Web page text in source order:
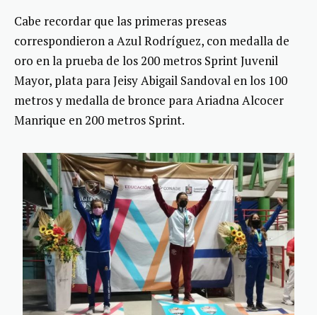
Cabe recordar que las primeras preseas
correspondieron a Azul Rodríguez, con medalla de
oro en la prueba de los 200 metros Sprint Juvenil
Mayor, plata para Jeisy Abigail Sandoval en los 100
metros y medalla de bronce para Ariadna Alcocer
Manrique en 200 metros Sprint.